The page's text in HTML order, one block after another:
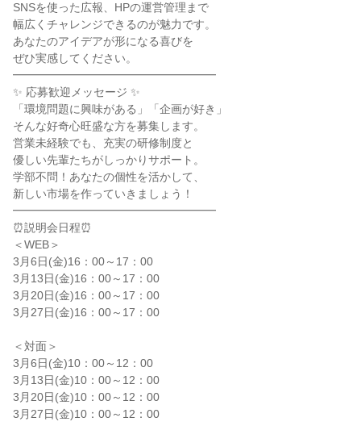
SNSを使った広報、HPの運営管理まで
幅広くチャレンジできるのが魅力です。
あなたのアイデアが形になる喜びを
ぜひ実感してください。
━━━━━━━━━━━━━━━━━━
✨ 応募歓迎メッセージ ✨
「環境問題に興味がある」「企画が好き」
そんな好奇心旺盛な方を募集します。
営業未経験でも、充実の研修制度と
優しい先輩たちがしっかりサポート。
学部不問！あなたの個性を活かして、
新しい市場を作っていきましょう！
━━━━━━━━━━━━━━━━━━
⏰説明会日程⏰
＜WEB＞
3月6日(金)16：00～17：00
3月13日(金)16：00～17：00
3月20日(金)16：00～17：00
3月27日(金)16：00～17：00
＜対面＞
3月6日(金)10：00～12：00
3月13日(金)10：00～12：00
3月20日(金)10：00～12：00
3月27日(金)10：00～12：00